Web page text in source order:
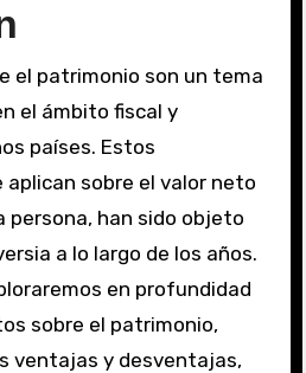
el patrimonio son un tema
el ámbito fiscal y
países. Estos
aplican sobre el valor neto
persona, han sido objeto
a lo largo de los años.
en profundidad
sobre el patrimonio,
ventajas y desventajas,